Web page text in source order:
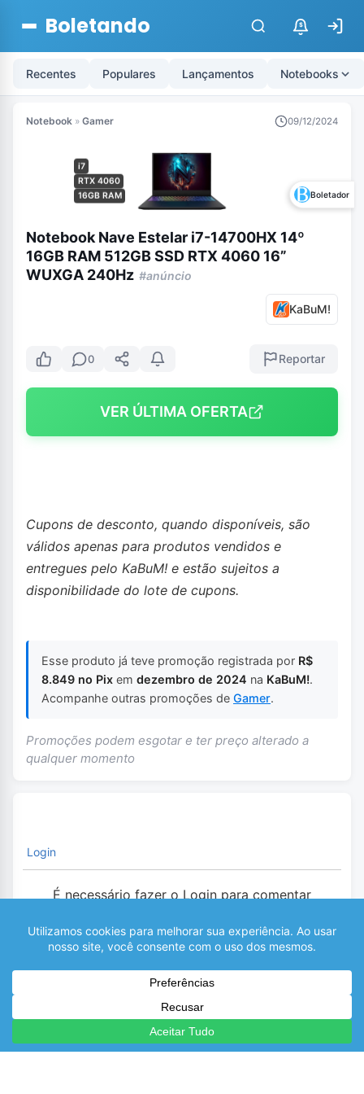
Boletando $
Recentes Populares Lançamentos Notebooks
Notebook » Gamer 09/12/2024
i7
RTX 4060
16GB RAM
Boletador
Notebook Nave Estelar i7-14700HX 14º
16GB RAM 512GB SSD RTX 4060 16”
WUXGA 240Hz #anúncio
KaBuM!
0 Reportar
VER ÚLTIMA OFERTA
Cupons de desconto, quando disponíveis, são
válidos apenas para produtos vendidos e
entregues pelo KaBuM! e estão sujeitos a
disponibilidade do lote de cupons.
Esse produto já teve promoção registrada por R$
8.849 no Pix em dezembro de 2024 na KaBuM!.
Acompanhe outras promoções de Gamer.
Promoções podem esgotar e ter preço alterado a
qualquer momento
Login
É necessário fazer o Login para comentar
0 COMENTÁRIOS